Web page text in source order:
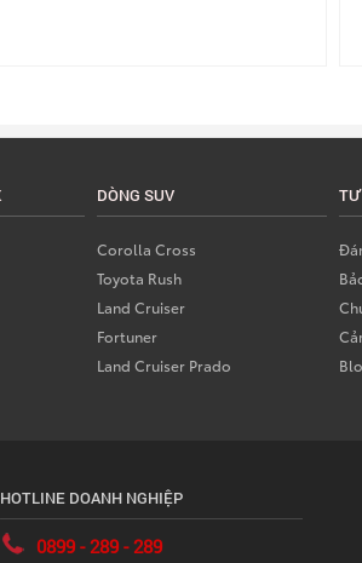
DÒNG SUV
Corolla Cross
Toyota Rush
Land Cruiser
Fortuner
Land Cruiser Prado
HOTLINE DOANH NGHIỆP
0899 - 289 - 289